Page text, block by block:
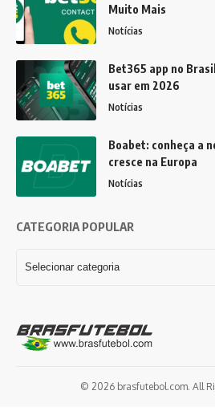
Muito Mais
Notícias
Bet365 app no
usar em 2026
Notícias
Boabet: conheça a
cresce na Europa
Notícias
CATEGORIA POPULAR
© 2026 brasfutebol.com. All